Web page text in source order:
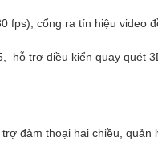
fps), cổng ra tín hiệu video
hỗ trợ điều kiển quay quét
đàm thoại hai chiều, quản